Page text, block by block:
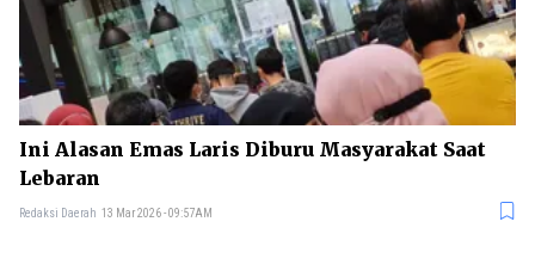
Ini Alasan Emas Laris Diburu Masyarakat Saat
Lebaran
Redaksi Daerah 13 Mar 2026 - 09:57AM